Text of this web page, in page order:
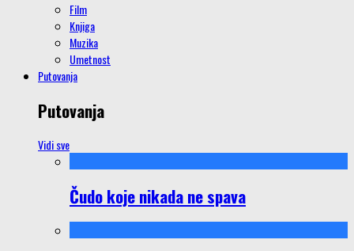
Film
Knjiga
Muzika
Umetnost
Putovanja
Putovanja
Vidi sve
Čudo koje nikada ne spava